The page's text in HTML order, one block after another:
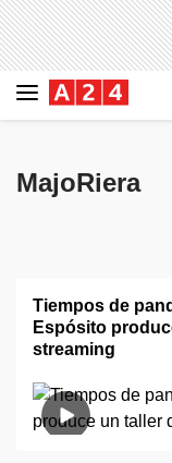
MajoRiera
Tiempos de
Espósito
streaming